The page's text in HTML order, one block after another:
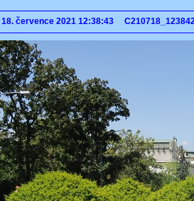
července 2021 12:38:43